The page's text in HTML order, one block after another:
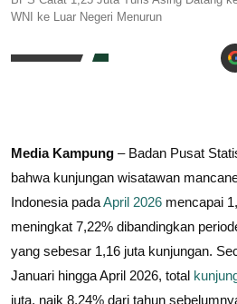
WNI ke Luar Negeri Menurun
Media Kampung – Badan Pusat
bahwa kunjungan wisatawan
Indonesia padaApril 2026 mencapai
meningkat 7,22% dibandingkan
yang sebesar 1,16 juta kunjungan.
Januari hingga April 2026, total
juta, naik 8,24% dari tahun